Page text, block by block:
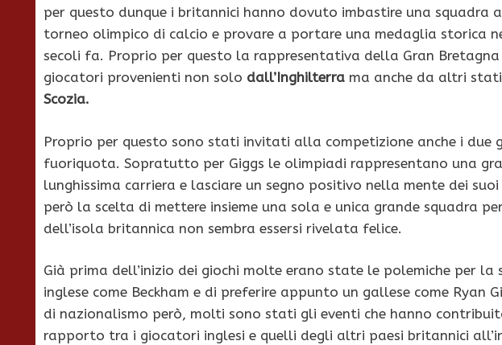
per questo dunque i britannici hanno dovuto imbastire una squadra
torneo olimpico di calcio e provare a portare una medaglia storica
secoli fa. Proprio per questo la rappresentativa della Gran
giocatori provenienti non solo dall’Inghilterra ma anche da altri
Scozia.
Proprio per questo sono stati invitati alla competizione anche i due
fuoriquota. Sopratutto per Giggs le olimpiadi rappresentano una
lunghissima carriera e lasciare un segno positivo nella mente dei
però la scelta di mettere insieme una sola e unica grande squadra
dell’isola britannica non sembra essersi rivelata felice.
Già prima dell’inizio dei giochi molte erano state le polemiche per
inglese come Beckham e di preferire appunto un gallese come Ryan
di nazionalismo però, molti sono stati gli eventi che hanno
rapporto tra i giocatori inglesi e quelli degli altri paesi britannici